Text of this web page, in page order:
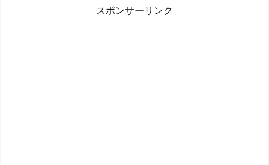
スポンサーリンク